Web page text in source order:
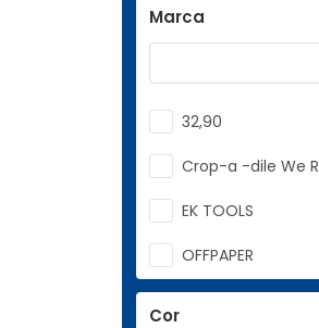
Marca
32,90
Crop-a -dile We R
EK TOOLS
OFFPAPER
SILHOUETTE
Cor